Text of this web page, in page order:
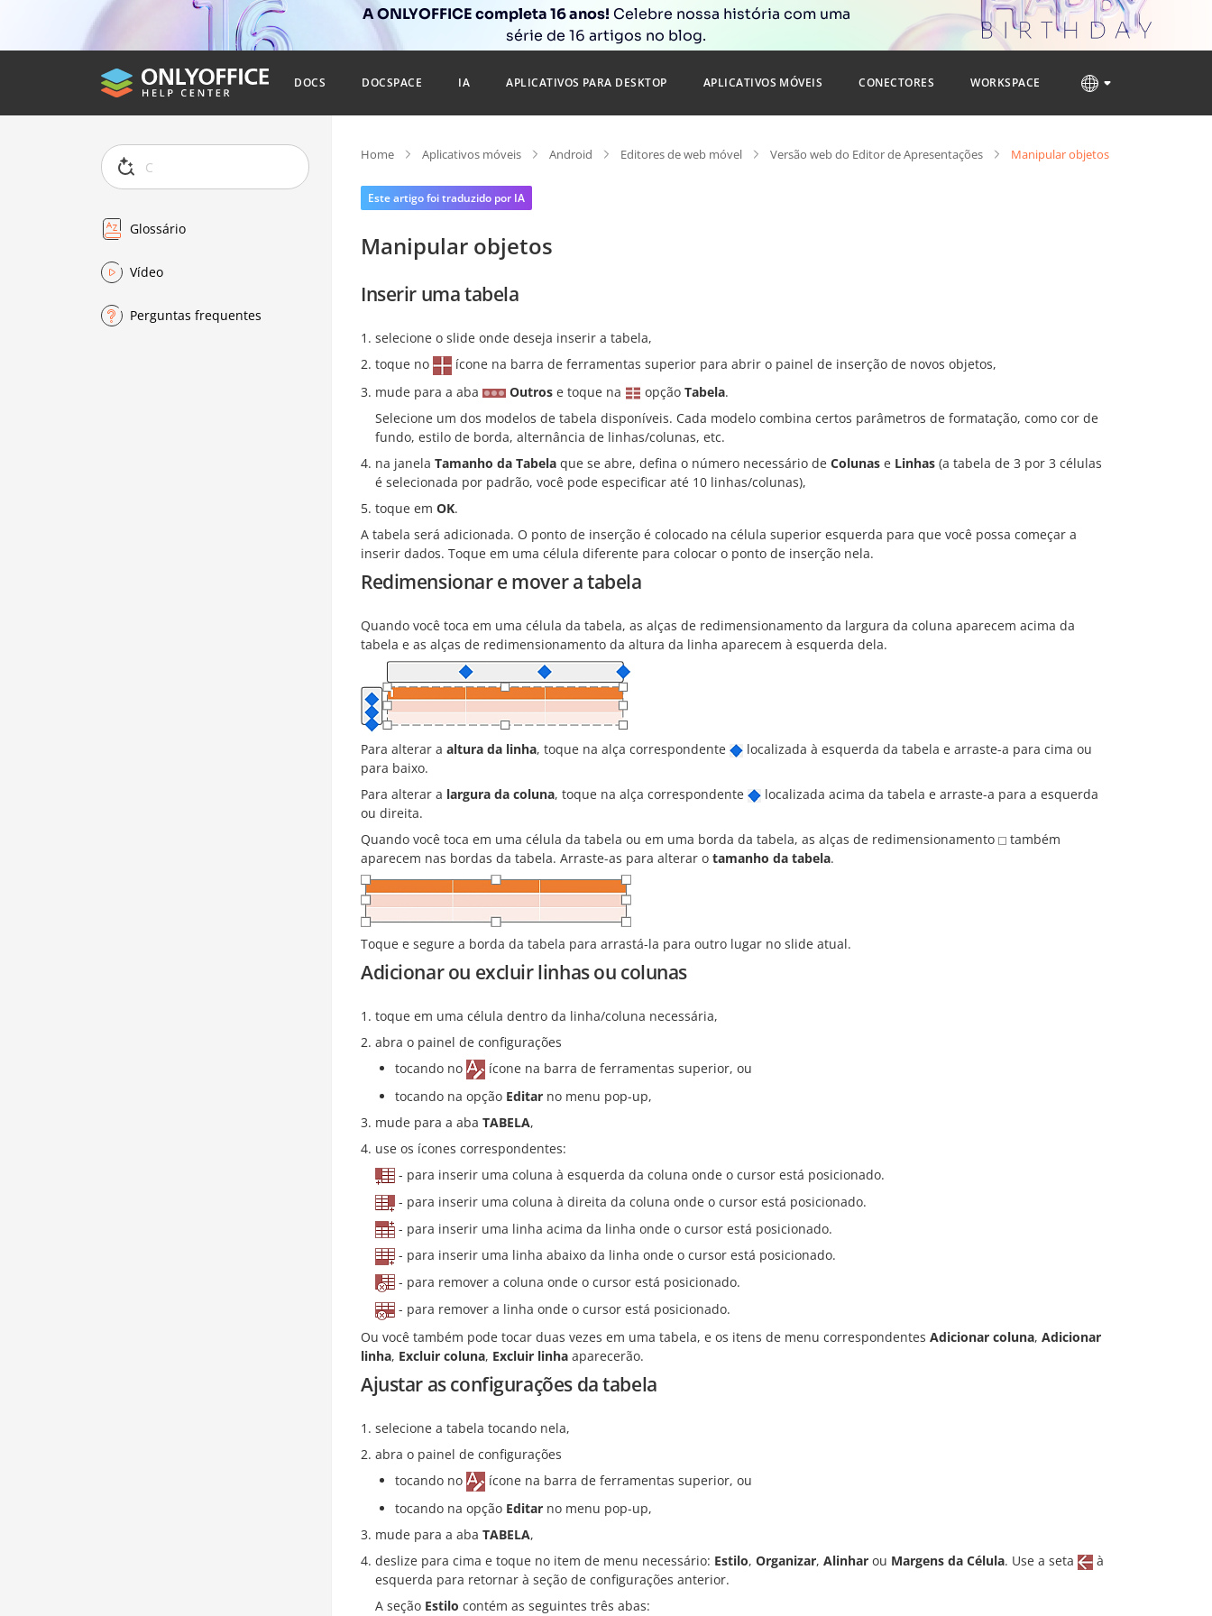
A ONLYOFFICE completa 16 anos! Celebre nossa história com uma
série de 16 artigos no blog.
DOCS DOCSPACE IA APLICATIVOS PARA DESKTOP APLICATIVOS MÓVEIS CONECTORES WORKSPACE
Glossário
Vídeo
Perguntas frequentes
Home Aplicativos móveis Android Editores de web móvel Versão web do Editor de Apresentações Manipular objetos
Este artigo foi traduzido por IA
Manipular objetos
Inserir uma tabela
selecione o slide onde deseja inserir a tabela,
toque no
ícone na barra de ferramentas superior para abrir o painel de inserção de novos objetos,
mude para a aba
Outros e toque na opção Tabela.
Selecione um dos modelos de tabela disponíveis. Cada modelo combina certos parâmetros de formatação, como cor de
fundo, estilo de borda, alternância de linhas/colunas, etc.
na janela Tamanho da Tabela que se abre, defina o número necessário de Colunas e Linhas (a tabela de 3 por 3 células
é selecionada por padrão, você pode especificar até 10 linhas/colunas),
toque em OK.
A tabela será adicionada. O ponto de inserção é colocado na célula superior esquerda para que você possa começar a
inserir dados. Toque em uma célula diferente para colocar o ponto de inserção nela.
Redimensionar e mover a tabela
Quando você toca em uma célula da tabela, as alças de redimensionamento da largura da coluna aparecem acima da
tabela e as alças de redimensionamento da altura da linha aparecem à esquerda dela.
Para alterar a altura da linha, toque na alça correspondente
localizada à esquerda da tabela e arraste-a para cima ou
para baixo.
Para alterar a largura da coluna, toque na alça correspondente
localizada acima da tabela e arraste-a para a esquerda
ou direita.
Quando você toca em uma célula da tabela ou em uma borda da tabela, as alças de redimensionamento
também
aparecem nas bordas da tabela. Arraste-as para alterar o tamanho da tabela.
Toque e segure a borda da tabela para arrastá-la para outro lugar no slide atual.
Adicionar ou excluir linhas ou colunas
toque em uma célula dentro da linha/coluna necessária,
abra o painel de configurações
tocando no
ícone na barra de ferramentas superior, ou
tocando na opção Editar no menu pop-up,
mude para a aba TABELA,
use os ícones correspondentes:
- para inserir uma coluna à esquerda da coluna onde o cursor está posicionado.
- para inserir uma coluna à direita da coluna onde o cursor está posicionado.
- para inserir uma linha acima da linha onde o cursor está posicionado.
- para inserir uma linha abaixo da linha onde o cursor está posicionado.
- para remover a coluna onde o cursor está posicionado.
- para remover a linha onde o cursor está posicionado.
Ou você também pode tocar duas vezes em uma tabela, e os itens de menu correspondentes Adicionar coluna, Adicionar
linha, Excluir coluna, Excluir linha aparecerão.
Ajustar as configurações da tabela
selecione a tabela tocando nela,
abra o painel de configurações
tocando no
ícone na barra de ferramentas superior, ou
tocando na opção Editar no menu pop-up,
mude para a aba TABELA,
deslize para cima e toque no item de menu necessário: Estilo, Organizar, Alinhar ou Margens da Célula. Use a seta
à
esquerda para retornar à seção de configurações anterior.
A seção Estilo contém as seguintes três abas: